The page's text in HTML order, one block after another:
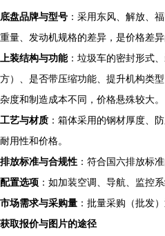
底盘品牌与型号 ：采用东风、解放、
重量、发动机规格的差异，是价格差异
上装结构与功能：垃圾车的密封形式
方）、是否带压缩功能、提升机构类
杂度和制造成本不同，价格悬殊较大。
工艺与材质 ：箱体采用的钢材厚度、
耐用性和价格。
排放标准与合规性 ：符合国六排放标
配置选项 ：如加装空调、导航、监控
市场需求与采购量 ：批量采购（批发
获取报价与图片的途径